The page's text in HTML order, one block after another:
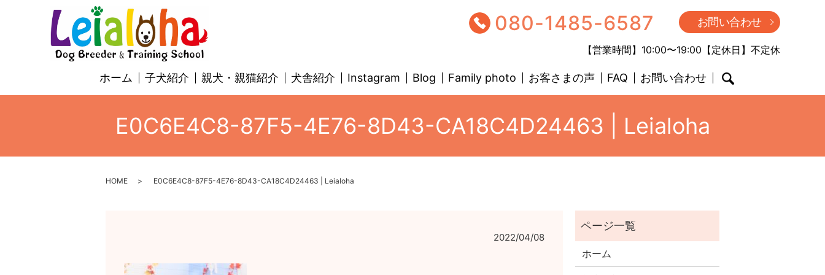
080-1485-6587 お問い合わせ
【営業時間】10:00〜19:00【定休日】不定休
ホーム 子犬紹介 親犬・親猫紹介 犬舎紹介 Instagram Blog Family photo お客さまの声 FAQ お問い合わせ
E0C6E4C8-87F5-4E76-8D43-CA18C4D24463 | Leialoha
HOME E0C6E4C8-87F5-4E76-8D43-CA18C4D24463 | Leialoha
2022/04/08
ホーム